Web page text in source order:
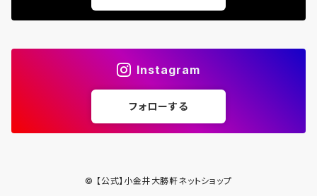
Instagram
フォローする
© 【公式】小金井大勝軒ネットショップ